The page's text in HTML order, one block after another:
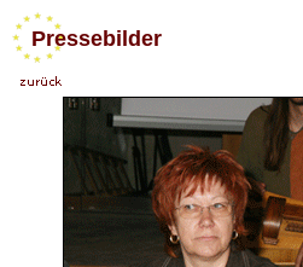
Pressebilder